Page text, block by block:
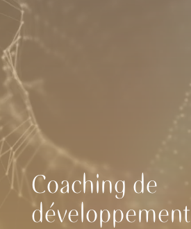
Coaching de
développement